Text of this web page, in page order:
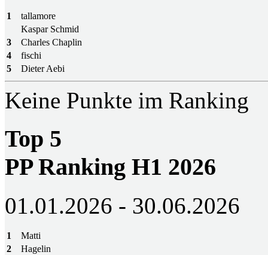
1
tallamore
Kaspar Schmid
3
Charles Chaplin
4
fischi
5
Dieter Aebi
Keine Punkte im Ranking
Top 5
PP Ranking H1 2026
01.01.2026 - 30.06.2026
1
Matti
2
Hagelin